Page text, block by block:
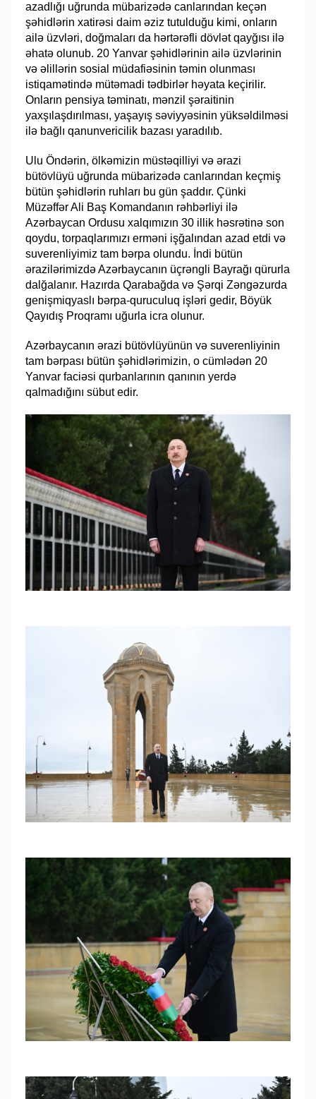
azadlığı uğrunda mübarizədə canlarından keçən
şəhidlərin xatirəsi daim əziz tutulduğu kimi, onların
ailə üzvləri, doğmaları da hərtərəfli dövlət qayğısı ilə
əhatə olunub. 20 Yanvar şəhidlərinin ailə üzvlərinin
və əlillərin sosial müdafiəsinin təmin olunması
istiqamətində mütəmadi tədbirlər həyata keçirilir.
Onların pensiya təminatı, mənzil şəraitinin
yaxşılaşdırılması, yaşayış səviyyəsinin yüksəldilməsi
ilə bağlı qanunvericilik bazası yaradılıb.
Ulu Öndərin, ölkəmizin müstəqilliyi və ərazi
bütövlüyü uğrunda mübarizədə canlarından keçmiş
bütün şəhidlərin ruhları bu gün şaddır. Çünki
Müzəffər Ali Baş Komandanın rəhbərliyi ilə
Azərbaycan Ordusu xalqımızın 30 illik həsrətinə son
qoydu, torpaqlarımızı erməni işğalından azad etdi və
suverenliyimiz tam bərpa olundu. İndi bütün
ərazilərimizdə Azərbaycanın üçrəngli Bayrağı qürurla
dalğalanır. Hazırda Qarabağda və Şərqi Zəngəzurda
genişmiqyaslı bərpa-quruculuq işləri gedir, Böyük
Qayıdış Proqramı uğurla icra olunur.
Azərbaycanın ərazi bütövlüyünün və suverenliyinin
tam bərpası bütün şəhidlərimizin, o cümlədən 20
Yanvar faciəsi qurbanlarının qanının yerdə
qalmadığını sübut edir.